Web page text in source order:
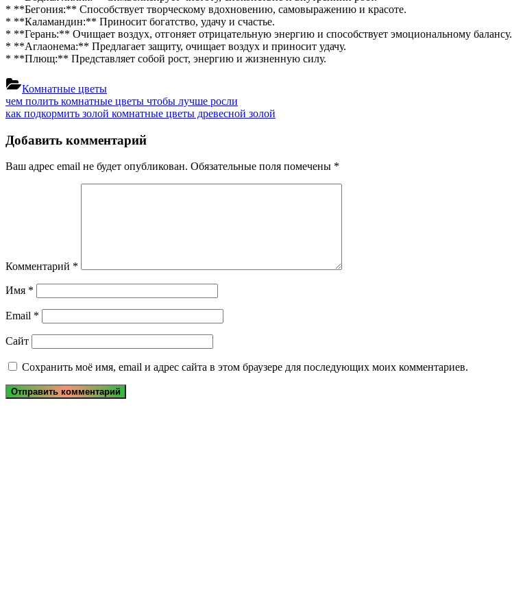
зодиака
рыбы
* **Бегония:** Способствует творческому вдохновению, самовыражению и красоте.
* **Каламандин:** Приносит богатство, удачу и счастье.
* **Герань:** Очищает воздух, отгоняет отрицательную энергию и способствует эмоциональному балансу.
* **Аглаонема:** Предлагает защиту, очищает воздух и приносит удачу.
* **Плющ:** Представляет собой рост, энергию и жизненную силу.
Комнатные цветы
Навигация
по
записям
Previous
Post:
чем полить комнатные цветы чтобы лучше росли
Next
как подкормить золой комнатные цветы древесной золой
Добавить комментарий
Ваш адрес email не будет опубликован. Обязательные поля помечены *
Комментарий *
Имя *
Email *
Сайт
Сохранить моё имя, email и адрес сайта в этом браузере для последующих моих комментариев.